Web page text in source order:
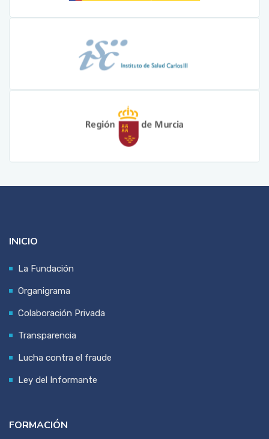
INICIO
La Fundación
Organigrama
Colaboración Privada
Transparencia
Lucha contra el fraude
Ley del Informante
FORMACIÓN